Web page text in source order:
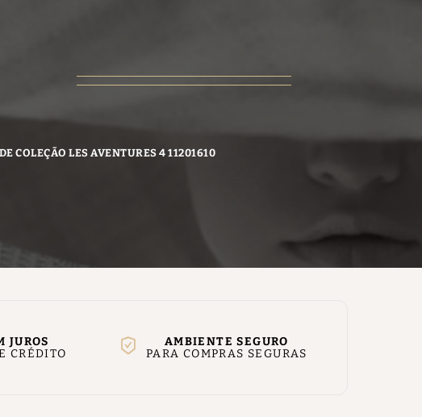
COLEÇÃO LES AVENTURES 4 11201610
JUROS
CRÉDITO
AMBIENTE SEGURO
PARA COMPRAS SEGURAS